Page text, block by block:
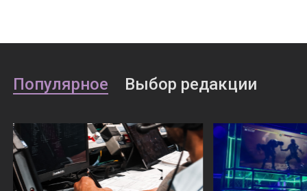
Популярное Выбор редакции